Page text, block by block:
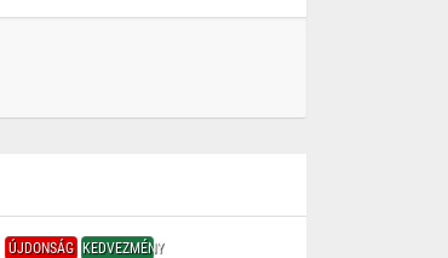
ÚJDONSÁG KEDVEZMÉNY